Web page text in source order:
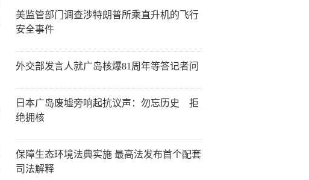
美监管部门调查涉特朗普所乘直升机的飞行
安全事件
外交部发言人就广岛核爆81周年等答记者问
日本广岛废墟旁响起抗议声：勿忘历史 拒
绝拥核
保障生态环境法典实施 最高法发布首个配套
司法解释